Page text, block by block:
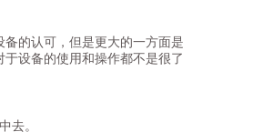
的认可，但是更大的一方面是
设备的使用和操作都不是很了
去。